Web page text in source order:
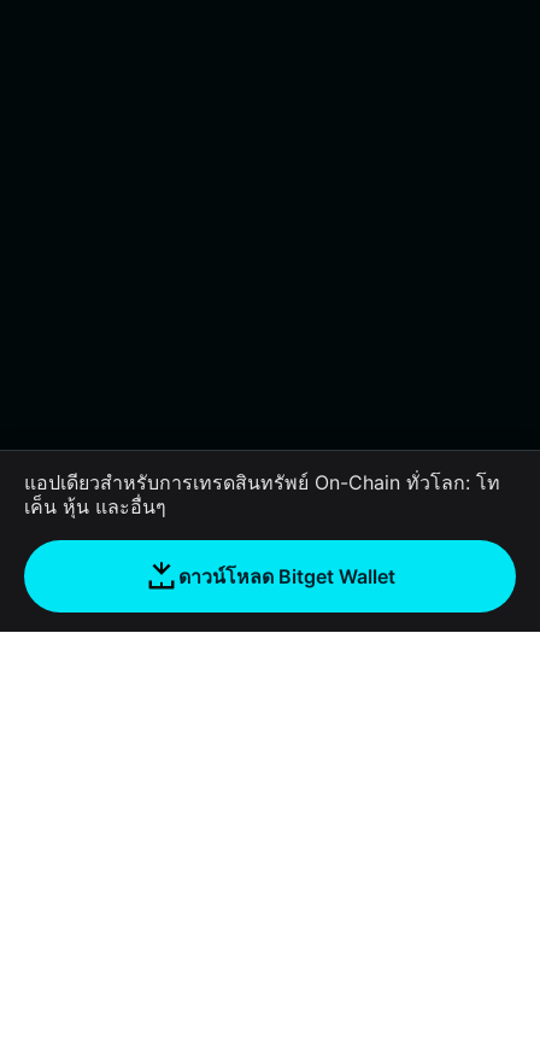
แอปเดียวสำหรับการเทรดสินทรัพย์ On-Chain ทั่วโลก: โท
เค็น หุ้น และอื่นๆ
ดาวน์โหลด Bitget Wallet